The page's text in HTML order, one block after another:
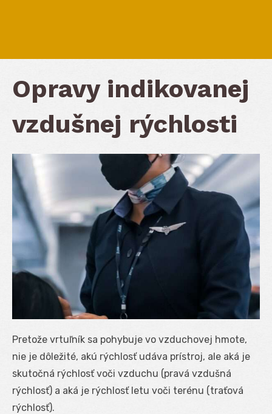
Opravy indikovanej
vzdušnej rýchlosti
Pretože vrtuľník sa pohybuje vo vzduchovej hmote,
nie je dôležité, akú rýchlosť udáva prístroj, ale aká je
skutočná rýchlosť voči vzduchu (pravá vzdušná
rýchlosť) a aká je rýchlosť letu voči terénu (traťová
rýchlosť).